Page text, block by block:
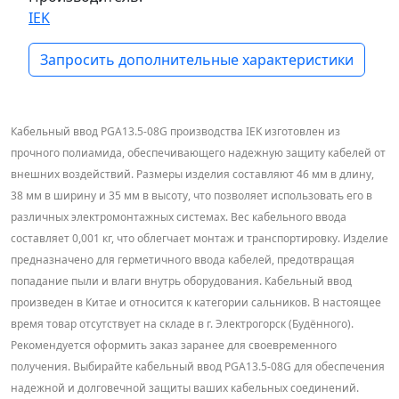
IEK
Запросить дополнительные характеристики
Кабельный ввод PGA13.5-08G производства IEK изготовлен из
прочного полиамида, обеспечивающего надежную защиту кабелей от
внешних воздействий. Размеры изделия составляют 46 мм в длину,
38 мм в ширину и 35 мм в высоту, что позволяет использовать его в
различных электромонтажных системах. Вес кабельного ввода
составляет 0,001 кг, что облегчает монтаж и транспортировку. Изделие
предназначено для герметичного ввода кабелей, предотвращая
попадание пыли и влаги внутрь оборудования. Кабельный ввод
произведен в Китае и относится к категории сальников. В настоящее
время товар отсутствует на складе в г. Электрогорск (Будённого).
Рекомендуется оформить заказ заранее для своевременного
получения. Выбирайте кабельный ввод PGA13.5-08G для обеспечения
надежной и долговечной защиты ваших кабельных соединений.